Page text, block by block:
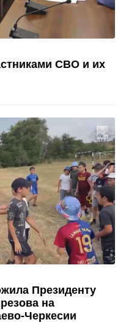
СВО и их
Президенту
на
Черкесии